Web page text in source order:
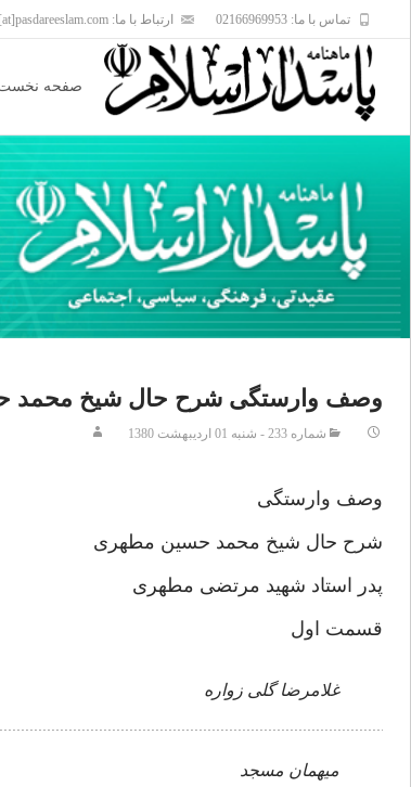
تماس با ما: 02166969953 ارتباط با ما: info[at]pasdareeslam.com
content
صفحه
وصف وارستگى شرح حال شيخ محمد
شماره 233 - شنبه 01 ارديبهشت 1380
وصف وارستگى
شرح حال شيخ محمد حسين مطهرى
پدر استاد شهيد مرتضى مطهرى
قسمت اول
غلامرضا گلى زواره
ميهمان مسجد